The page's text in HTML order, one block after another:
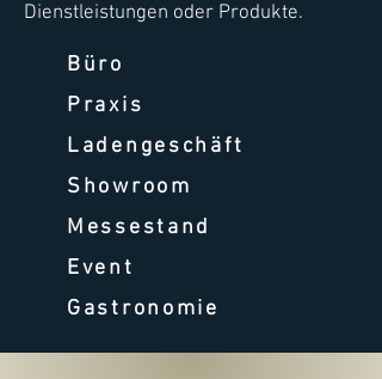
Dienstleistungen oder Produkte.
​Büro
Praxis
Ladengeschäft
Showroom
Messestand
Event
Gastronomie